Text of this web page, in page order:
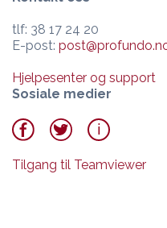
tlf: 38 17 24 20
E-post:
Hjelpesenter og support
Sosiale medier
Tilgang til Teamviewer